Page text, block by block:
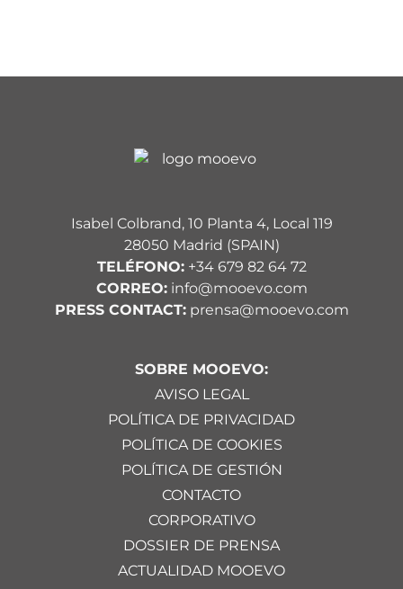
Isabel Colbrand, 10 Planta 4, Local 119
28050 Madrid (SPAIN)
TELÉFONO:+34 679 82 64 72
CORREO:info@mooevo.com
PRESS CONTACT:prensa@mooevo.com
SOBRE MOOEVO:
AVISO LEGAL
POLÍTICA DE PRIVACIDAD
POLÍTICA DE COOKIES
POLÍTICA DE GESTIÓN
CONTACTO
CORPORATIVO
DOSSIER DE PRENSA
ACTUALIDAD MOOEVO